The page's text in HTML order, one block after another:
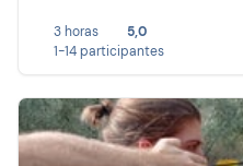
3 horas
5,0
1-14 participantes